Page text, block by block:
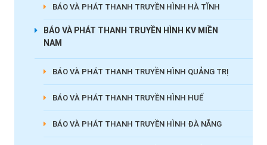
BÁO VÀ PHÁT THANH TRUYỀN HÌNH HÀ TĨNH
BÁO VÀ PHÁT THANH TRUYỀN HÌNH KV MIỀN
NAM
BÁO VÀ PHÁT THANH TRUYỀN HÌNH QUẢNG TRỊ
BÁO VÀ PHÁT THANH TRUYỀN HÌNH HUẾ
BÁO VÀ PHÁT THANH TRUYỀN HÌNH ĐÀ NẴNG